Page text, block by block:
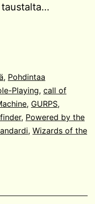
taustalta…
, Pohdintaa
Playing, call of
, GURPS,
, Powered by the
, Wizards of the